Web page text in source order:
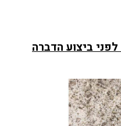
ביצוע הדברה